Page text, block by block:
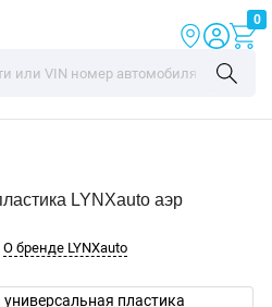
0
LYNXauto аэр
О бренде LYNXauto